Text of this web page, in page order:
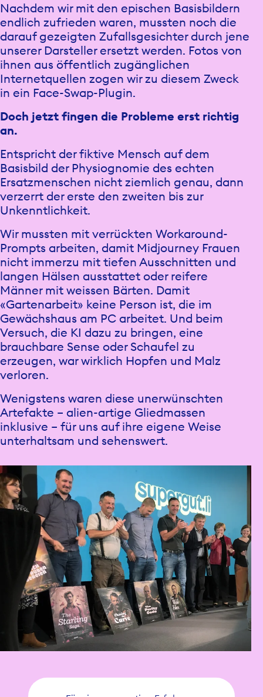
Nachdem wir mit den epischen Basisbildern
endlich zufrieden waren, mussten noch die
darauf gezeigten Zufallsgesichter durch jene
unserer Darsteller ersetzt werden. Fotos von
ihnen aus öffentlich zugänglichen
Internetquellen zogen wir zu diesem Zweck
in ein Face-Swap-Plugin.
Doch jetzt fingen die Probleme erst richtig
an.
Entspricht der fiktive Mensch auf dem
Basisbild der Physiognomie des echten
Ersatzmenschen nicht ziemlich genau, dann
verzerrt der erste den zweiten bis zur
Unkenntlichkeit.
Wir mussten mit verrückten Workaround-
Prompts arbeiten, damit Midjourney Frauen
nicht immerzu mit tiefen Ausschnitten und
langen Hälsen ausstattet oder reifere
Männer mit weissen Bärten. Damit
«Gartenarbeit» keine Person ist, die im
Gewächshaus am PC arbeitet. Und beim
Versuch, die KI dazu zu bringen, eine
brauchbare Sense oder Schaufel zu
erzeugen, war wirklich Hopfen und Malz
verloren.
Wenigstens waren diese unerwünschten
Artefakte – alien-artige Gliedmassen
inklusive – für uns auf ihre eigene Weise
unterhaltsam und sehenswert.